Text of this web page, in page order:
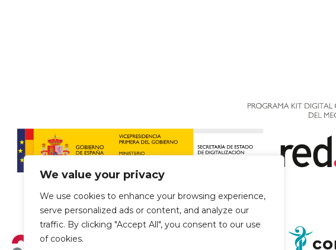
We value your privacy
We use cookies to enhance your browsing experience,
serve personalized ads or content, and analyze our
traffic. By clicking "Accept All", you consent to our use
of cookies.